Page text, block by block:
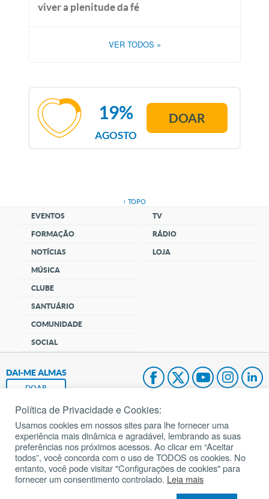
viver a plenitude da fé
VER TODOS »
AGOSTO
19% DOAR
↑ TOPO
EVENTOS
FORMAÇÃO
NOTÍCIAS
MÚSICA
CLUBE
SANTUÁRIO
COMUNIDADE
SOCIAL
TV
RÁDIO
LOJA
DAI-ME ALMAS
DOAR
Fundação João Paulo II
Pedido de Oração
Mapa do site
Política de Privacidade e Cookies:
Usamos cookies em nossos sites para lhe fornecer uma
experiência mais dinâmica e agradável, lembrando as suas
preferências nos próximos acessos. Ao clicar em “Aceitar
todos”, você concorda com o uso de TODOS os cookies. No
entanto, você pode visitar "Configurações de cookies" para
fornecer um consentimento controlado. Leia mais